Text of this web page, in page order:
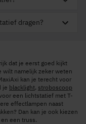
dragen?
dat je eerst goed kijkt
wilt namelijk zeker weten
kan je terecht voor
je blacklight, stroboscoop
een lichtstatief met T-
effectlampen naast
Dan kan je ook kiezen
een truss.